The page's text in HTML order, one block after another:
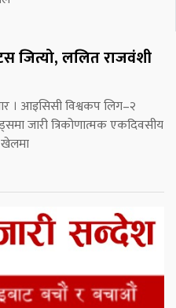
जित्यो, ललित राजवंशी
। आइसिसी विश्वकप लिग–२
जारी त्रिकोणात्मक एकदिवसीय